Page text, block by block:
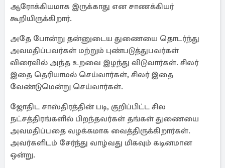
ஆரோக்கியமாக இருக்காது என சாணக்கியர்
கூறியிருக்கிறார்.
அதே போன்று தன்னுடைய துணையை தொடர்ந்து
அவமதிப்பவர்கள் மற்றும் புண்படுத்துபவர்கள்
விரைவில் அந்த உறவை இழந்து விடுவார்கள். சிலர்
இதை தெரியாமல் செய்வார்கள், சிலர் இதை
வேண்டுமென்று செய்வார்கள்.
ஜோதிட சாஸ்திரத்தின் படி, குறிப்பிட்ட சில
நட்சத்திரங்களில் பிறந்தவர்கள் தங்கள் துணையை
அவமதிப்பதை வழக்கமாக வைத்திருக்கிறார்கள்.
அவர்களிடம் சேர்ந்து வாழ்வது மிகவும் கடினமான
ஒன்று.